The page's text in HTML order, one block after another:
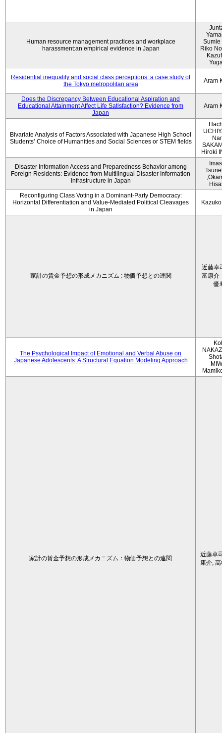
Human resource management practices and workplace
harassment:an empirical evidence in Japan
Sumie
Riko
Residential inequality and social class perceptions: a case study of
the Tokyo metropolitan area
Aram
Does the Discrepancy Between Educational Aspiration and
Educational Attainment Affect Life Satisfaction? Evidence from
Japan
Aram
Bivariate Analysis of Factors Associated with Japanese High School
Students’ Choice of Humanities and Social Sciences or STEM fields
Hiroki
Disaster Information Access and Preparedness Behavior among
Foreign Residents: Evidence from Multilingual Disaster Information
Infrastructure in Japan
Reconfiguring Class Voting in a Dominant-Party Democracy:
Horizontal Differentiation and Value-Mediated Political Cleavages
in Japan
家計の賃金予想の形成メカニズム : 物価予想との連関
近藤卓
富康介
優
The Psychological Impact of Emotional and Verbal Abuse on
Japanese Adolescents: A Structural Equation Modeling Approach
家計の賃金予想の形成メカニズム：物価予想との連関
近藤卓
康介,